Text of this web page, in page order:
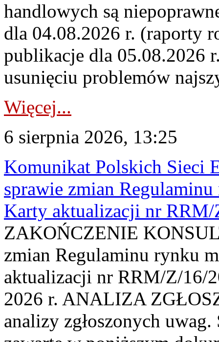
handlowych są
dla 04.08.2026 r. (raporty
publikacje dla 05.08.2026
usunięciu problemów
Więcej...
6 sierpnia 2026, 13:25
Komunikat Polskich Sieci
sprawie zmian
Karty aktualizacji nr
ZAKOŃCZENIE
zmian Regulaminu rynku
aktualizacji nr RRM/Z/16/
2026 r. ANALIZA
analizy zgłoszonych